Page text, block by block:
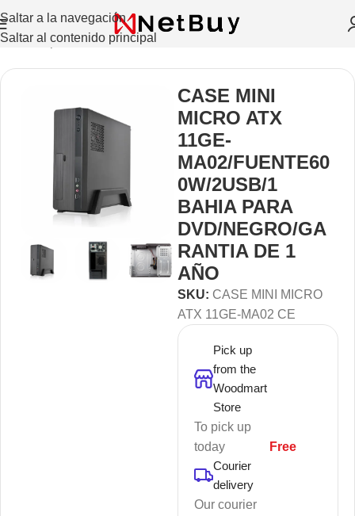
Saltar a la navegación
Saltar al contenido principal
Inicio/ Repuestos Y Accesorios
CASE MINI
MICRO ATX
11GE-
MA02/FUENTE60
0W/2USB/1
BAHIA PARA
DVD/NEGRO/GA
RANTIA DE 1
AÑO
SKU: CASE MINI MICRO
ATX 11GE-MA02 CE
Pick up
from the
Woodmart
Store
To pick up
today
Free
Courier
delivery
Our courier